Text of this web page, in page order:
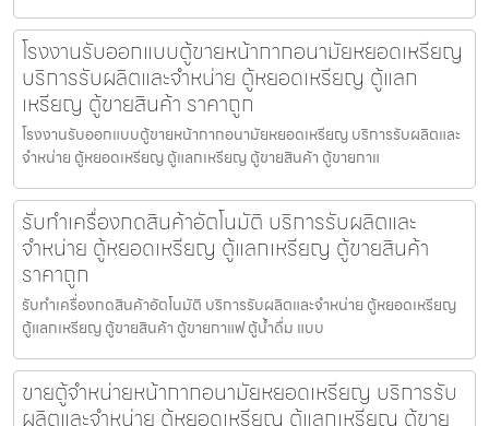
โรงงานรับออกแบบตู้ขายหน้ากากอนามัยหยอดเหรียญ​​
บริการรับผลิตและจำหน่าย ตู้หยอดเหรียญ ตู้แลก
เหรียญ ตู้ขายสินค้า ราคาถูก
โรงงานรับออกแบบตู้ขายหน้ากากอนามัยหยอดเหรียญ​​ บริการรับผลิตและ
จำหน่าย ตู้หยอดเหรียญ ตู้แลกเหรียญ ตู้ขายสินค้า ตู้ขายกาแ
รับทำเครื่องกดสินค้า​อัตโนมัติ บริการรับผลิตและ
จำหน่าย ตู้หยอดเหรียญ ตู้แลกเหรียญ ตู้ขายสินค้า
ราคาถูก
รับทำเครื่องกดสินค้า​อัตโนมัติ บริการรับผลิตและจำหน่าย ตู้หยอดเหรียญ
ตู้แลกเหรียญ ตู้ขายสินค้า ตู้ขายกาแฟ ตู้น้ำดื่ม แบบ
ขายตู้จำหน่ายหน้ากากอนามัยหยอดเหรียญ​​ บริการรับ
ผลิตและจำหน่าย ตู้หยอดเหรียญ ตู้แลกเหรียญ ตู้ขาย